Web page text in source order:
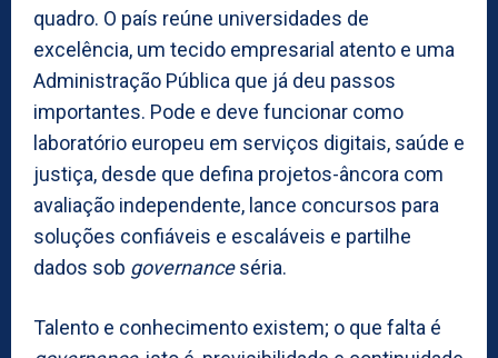
quadro. O país reúne universidades de
excelência, um tecido empresarial atento e uma
Administração Pública que já deu passos
importantes. Pode e deve funcionar como
laboratório europeu em serviços digitais, saúde e
justiça, desde que defina projetos-âncora com
avaliação independente, lance concursos para
soluções confiáveis e escaláveis e partilhe
dados sob governanceséria.
Talento e conhecimento existem; o que falta é